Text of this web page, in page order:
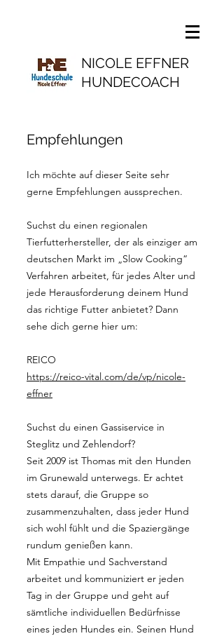
NICOLE EFFNER
HUNDECOACH
Empfehlungen
Ich möchte auf dieser Seite sehr
gerne Empfehlungen aussprechen.
Suchst du einen regionalen
Tierfutterhersteller, der als einziger am
deutschen Markt im „Slow Cooking“
Verfahren arbeitet, für jedes Alter und
jede Herausforderung deinem Hund
das richtige Futter anbietet? Dann
sehe dich gerne hier um:
REICO
https://reico-vital.com/de/vp/nicole-
effner
Suchst du einen Gassiservice in
Steglitz und Zehlendorf?
Seit 2009 ist Thomas mit den Hunden
im Grunewald unterwegs. Er achtet
stets darauf, die Gruppe so
zusammenzuhalten, dass jeder Hund
sich wohl fühlt und die Spaziergänge
rundum genießen kann.
Mit Empathie und Sachverstand
arbeitet und kommuniziert er jeden
Tag in der Gruppe und geht auf
sämtliche individuellen Bedürfnisse
eines jeden Hundes ein. Seinen Hund